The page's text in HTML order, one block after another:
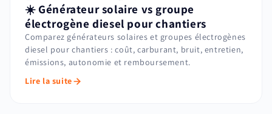
☀️ Générateur solaire vs groupe
électrogène diesel pour chantiers
Comparez générateurs solaires et groupes électrogènes
diesel pour chantiers : coût, carburant, bruit, entretien,
émissions, autonomie et remboursement.
Lire la suite